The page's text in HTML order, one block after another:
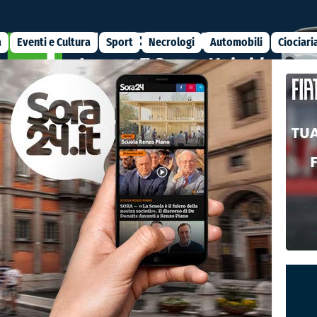
Eventi e Cultura Sport Necrologi Automobili